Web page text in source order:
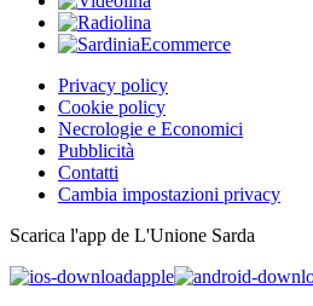
Privacy policy
Cookie policy
Necrologie e Economici
Pubblicità
Contatti
Cambia impostazioni privacy
Scarica l'app de L'Unione Sarda
apple